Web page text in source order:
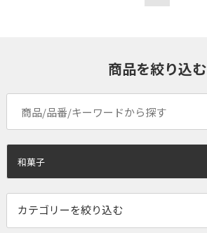
商品を絞り込む
和菓子